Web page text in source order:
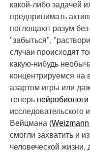
какой-либо задачей
предпринимать
поглощают разум без
"забыться",
случаи происходят
какую-нибудь
концентрируемся
азартом игры или
теперь нейробиологи
исследовательского
Вейцмана (
смогли захватить и
человеческой